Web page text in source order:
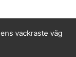
vackraste väg